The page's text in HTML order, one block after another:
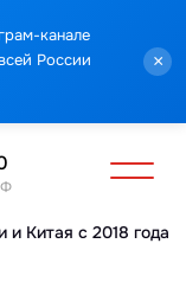
канале
России
×
и Китая с 2018 года